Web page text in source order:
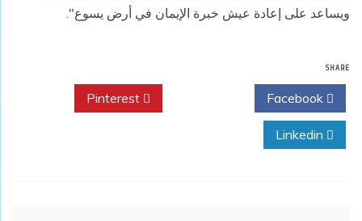
ويساعد على إعادة عيش خبرة الإيمان في أرض يسوع".
SHARE